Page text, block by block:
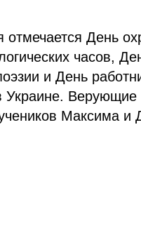
отмечается День
часов,
и День
Верующие
Максима и